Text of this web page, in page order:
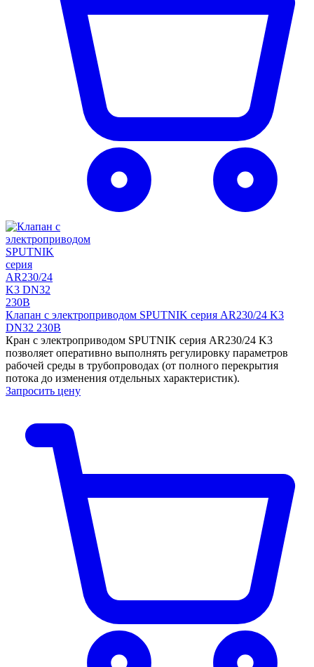
Клапан с электроприводом SPUTNIK серия AR230/24 K3
DN32 230B
Кран с электроприводом SPUTNIK серия AR230/24 K3
позволяет оперативно выполнять регулировку параметров
рабочей среды в трубопроводах (от полного перекрытия
потока до изменения отдельных характеристик).
Запросить цену